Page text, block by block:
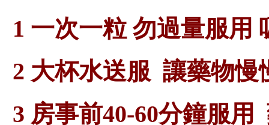
1 一次一粒 勿過量服用
2 大杯水送服 讓藥物慢
3 房事前40-60分鐘服